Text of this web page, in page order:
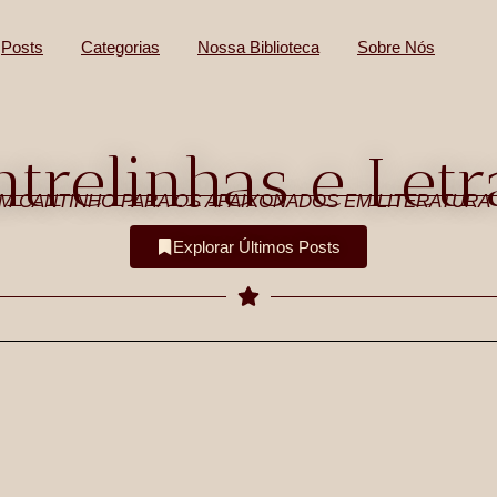
Posts Categorias Nossa Biblioteca Sobre Nós
e
CANTINHO PARA OS APAIXONADOS EM LITERATURA
Explorar Últimos Posts